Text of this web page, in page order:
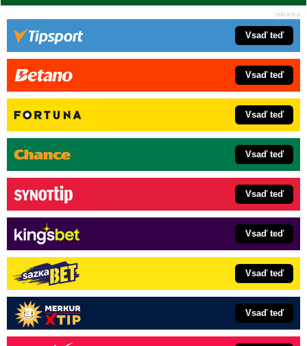
Vsaď teď
Vsaď teď
Vsaď teď
Vsaď teď
Vsaď teď
Vsaď teď
Vsaď teď
Vsaď teď